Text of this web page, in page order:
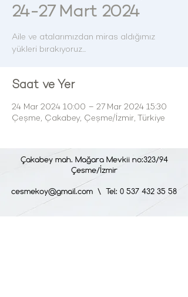
24-27 Mart 2024
Aile ve atalarımızdan miras aldığımız
yükleri bırakıyoruz...
Saat ve Yer
24 Mar 2024 10:00 – 27 Mar 2024 15:30
Çeşme, Çakabey, Çeşme/İzmir, Türkiye
Çakabey mah. Mağara Mevkii no:323/94
Çesme/İzmir
cesmekoy@gmail.com \ Tel: 0 537 432 35 58